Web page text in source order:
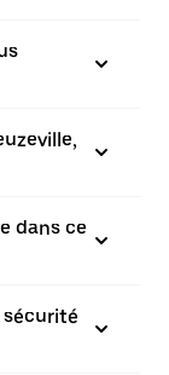
dans ce
sécurité